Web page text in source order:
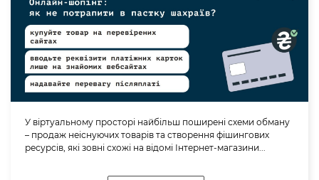
У віртуальному просторі найбільш поширені схеми обману
– продаж неіснуючих товарів та створення фішингових
ресурсів, які зовні схожі на відомі Інтернет-магазини...